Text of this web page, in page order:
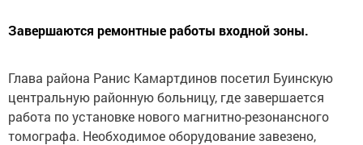
Завершаются ремонтные работы входной зоны.
Глава района Ранис Камартдинов посетил Буинскую
центральную районную больницу, где завершается
работа по установке нового магнитно-резонансного
томографа. Необходимое оборудование завезено,